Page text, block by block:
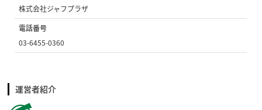
株式会社ジャフプラザ
電話番号
03-6455-0360
運営者紹介